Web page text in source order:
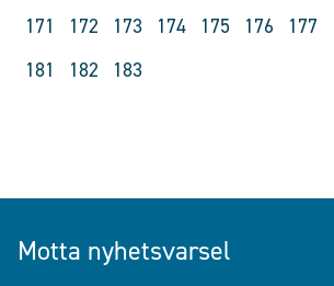
171
172 173 174 175 176 177
181
182 183
Motta nyhetsvarsel